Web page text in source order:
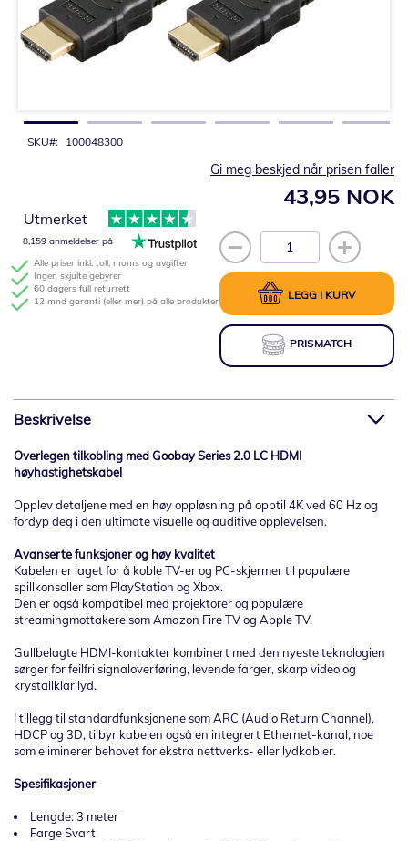
SKU 100048300
43,95 NOK
Gi meg beskjed når prisen faller
LEGG I KURV
PRISMATCH
Alle priser inkl. toll, moms og avgifter
Ingen skjulte gebyrer
60 dagers full returrett
12 mnd garanti (eller mer) på alle produkter
Utmerket
8,159 anmeldelser på
Gå
bildegalleri
Beskrivelse
Overlegen tilkobling med Goobay Series 2.0 LC HDMI
høyhastighetskabel
Opplev detaljene med en høy oppløsning på opptil 4K ved 60 Hz og
fordyp deg i den ultimate visuelle og auditive opplevelsen.
Avanserte funksjoner og høy kvalitet
Kabelen er laget for å koble TV-er og PC-skjermer til populære
spillkonsoller som PlayStation og Xbox.
Den er også kompatibel med projektorer og populære
streamingmottakere som Amazon Fire TV og Apple TV.
Gullbelagte HDMI-kontakter kombinert med den nyeste teknologien
sørger for feilfri signaloverføring, levende farger, skarp video og
krystallklar lyd.
I tillegg til standardfunksjonene som ARC (Audio Return Channel),
HDCP og 3D, tilbyr kabelen også en integrert Ethernet-kanal, noe
som eliminerer behovet for ekstra nettverks- eller lydkabler.
Spesifikasjoner
Lengde: 3 meter
Farge Svart